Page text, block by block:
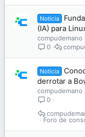
Noticia
(IA) para
compudemano
0
Noticia
derrotar a
compudemano
0
Foro de